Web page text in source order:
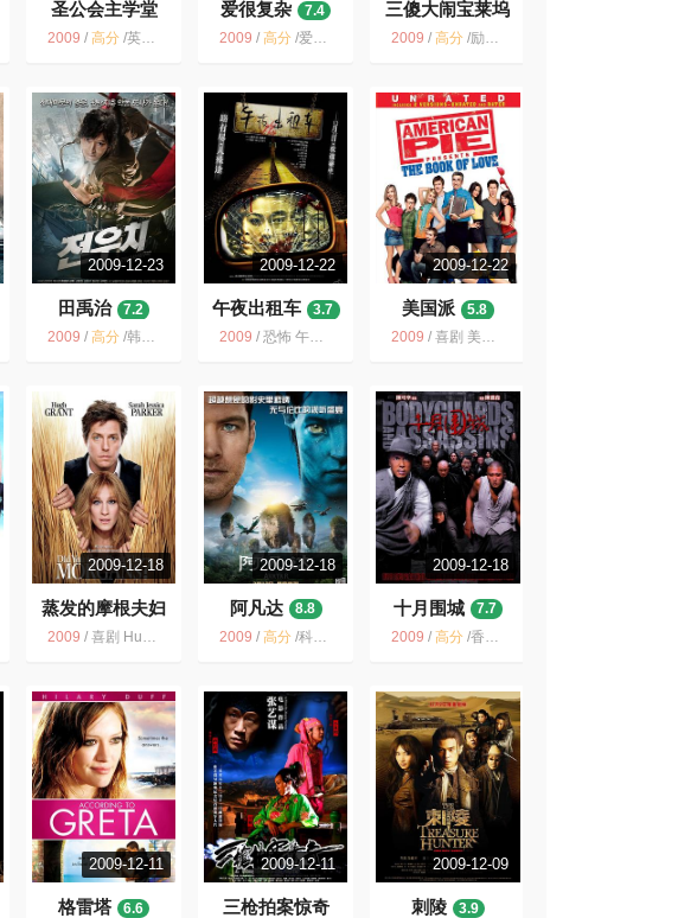
圣公会主学堂
7.9
2009 / 高分/英国 / 喜剧
爱很复杂
7.4
2009 /高分 /爱情 美国 MerylStreep 喜剧 美国电影 梅丽尔·斯特里普 2009 电影
三傻大闹宝莱坞
9.2
2009 /高分 /励志 印度 喜剧 搞笑 人生 宝莱坞 经典 成长
2009-12-23
田禹治
7.2
2009 / 高分/韩国电影 韩国 奇幻 姜东元 林秀晶 动作 田禹治 喜剧
2009-12-22
午夜出租车
3.7
2009 /恐怖 午夜出租车 惊悚 中国 2009 香港 悬疑 有一个人叫陈小春
2009-12-22
美国派
5.8
2009 /喜剧 美国 美国派 青春 美国电影 性 恶搞青春性喜剧 2009
2009-12-18
蒸发的摩根夫妇
6.2
2009 / 喜剧 HughGrant 美国 爱情 SarahJessicaParker 美国电影 2009 电影
2009-12-18
阿凡达
8.8
2009 /高分 /科幻 3D 美国 震撼 IMAX 史诗 特效 战争
2009-12-18
十月围城
7.7
2009 /高分 /香港 动作 历史 剧情 感人 2009 史诗 内地
2009-12-11
格雷塔
6.6
2009-12-11
三枪拍案惊奇
2009-12-09
刺陵
3.9